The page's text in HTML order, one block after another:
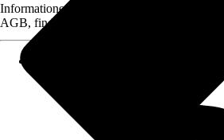
Informationen des Verkäufers, wie z. B.
AGB, finden Sie bei Klick auf den